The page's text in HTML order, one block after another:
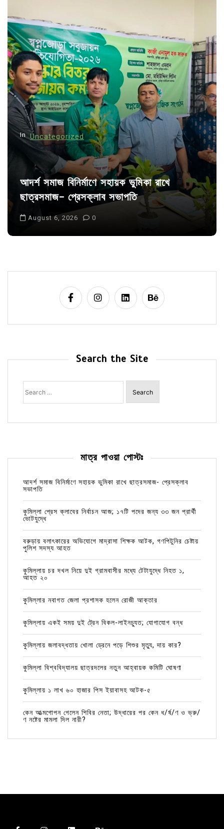
v
i
g
a
t
i
o
n
In Uncategorized
আদর্শ সমাজ বিনির্মাণে সহায়ক ভুমিকা রাখে
ছাত্রসমাজ- প্রেসক্লাব সভাপতি
August 6, 2026 0
Search the Site
Search
for:
মাত্র পাওয়া পোস্টঃ
আদর্শ সমাজ বিনির্মাণে সহায়ক ভুমিকা রাখে ছাত্রসমাজ- প্রেসক্লাব
সভাপতি
কুমিল্লা প্রেস ক্লাবের নির্বাচন আজ; ১৭টি পদের জন্য ৩৩ জন প্রার্থী
ভোটযুদ্ধে
বরুড়ায় বলাৎকারের অভিযোগে মাদ্রাসা শিক্ষক আটক, গণপিটুনির চেষ্টায়
পুলিশ সদস্য আহত
কুমিল্লায় চর দখল নিয়ে দুই গ্রামবাসীর মধ্যে টেটাযুদ্ধে নিহত ১,
আহত ২০
কুমিল্লার নবাগত জেলা প্রশাসক হলেন রোজী আক্তার
কুমিল্লায় একই সময় দুই ট্রেন বিকল-লাইনচ্যুত; যোগাযোগ বন্ধ
কুমিল্লায় জলাবদ্ধতায় খোলা ড্রেনে পড়ে শিশুর মৃত্যু, দায় কার?
কুমিল্লা বিশ্ববিদ্যালয় ছাত্রদলের নতুন আহ্বায়ক কমিটি ঘোষণা
কুমিল্লায় ১ লাখ ৬০ হাজার পিস ইয়াবাসহ আটক-৫
কেন আত্মগোপন গেলেন শিবির নেতা; উদ্ধারের পর কেন ধ/র্ষ/ণ ও ভ্রু/
ণ নষ্টের মামলা দিল নারী?